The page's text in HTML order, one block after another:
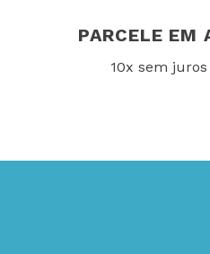
PARCELE EM
10x sem juros